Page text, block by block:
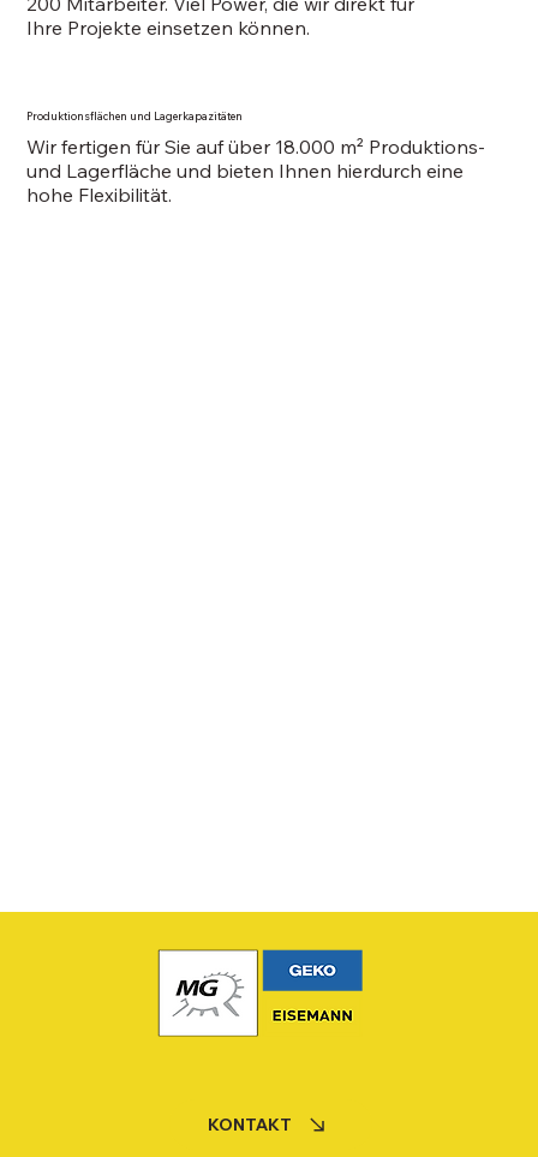
Ihre Projekte einsetzen können.
Wir fertigen für Sie auf über 18.000 m² Produktions-
und Lagerfläche und bieten Ihnen hierdurch eine
hohe Flexibilität.
Produktionsflächen und Lagerkapazitäten
KONTAKT